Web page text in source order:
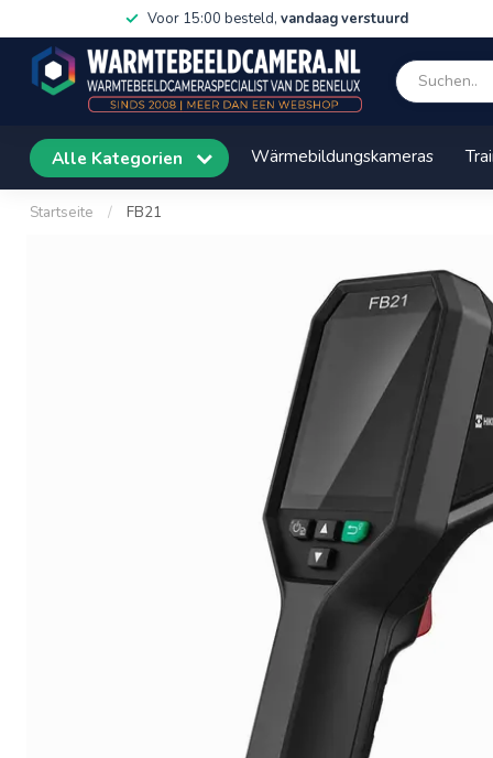
Voor 15:00 besteld, vandaag verstuurd
Alle Kategorien Wärmebildungskameras
Startseite / FB21